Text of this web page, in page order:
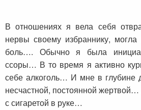
В отношениях я вела себя
нервы своему избраннику, могла
боль…. Обычно я была
ссоры… В то время я активно
себе алкоголь… И мне в глубине
несчастной, постоянной
с сигаретой в руке…